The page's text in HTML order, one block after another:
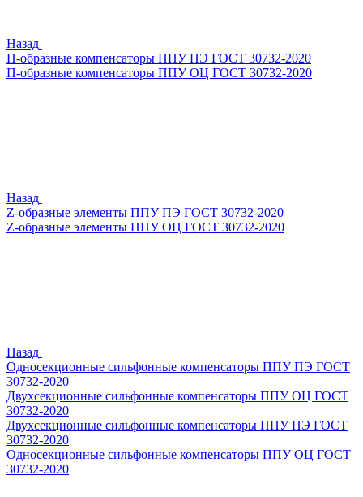
Назад
П-образные компенсаторы ППУ ПЭ ГОСТ 30732-2020
П-образные компенсаторы ППУ ОЦ ГОСТ 30732-2020
Назад
Z-образные элементы ППУ ПЭ ГОСТ 30732-2020
Z-образные элементы ППУ ОЦ ГОСТ 30732-2020
Назад
Односекционные сильфонные компенсаторы ППУ ПЭ ГОСТ
30732-2020
Двухсекционные сильфонные компенсаторы ППУ ОЦ ГОСТ
30732-2020
Двухсекционные сильфонные компенсаторы ППУ ПЭ ГОСТ
30732-2020
Односекционные сильфонные компенсаторы ППУ ОЦ ГОСТ
30732-2020